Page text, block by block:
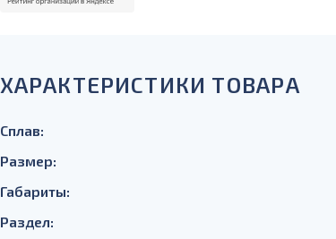
ХАРАКТЕРИСТИКИ ТОВАРА
Сплав:
Размер:
Габариты:
Раздел: